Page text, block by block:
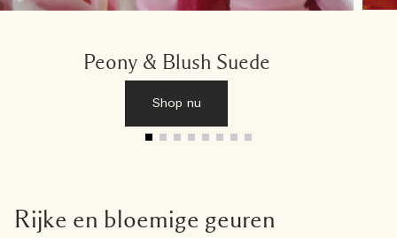
Peony & Blush Suede
Shop nu
Rijke en bloemige geuren